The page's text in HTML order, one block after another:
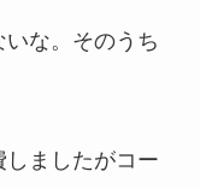
な。そのうち
ましたがコー